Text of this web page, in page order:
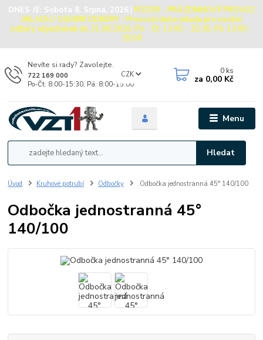
DNES JE: Sobota 8. Srpna, 2026 | POZOR - PRÁZDNINOVÝ PROVOZ
SKLADU / OSOBNÍ ODBĚRY - Provozní doba skladu pro osobní
odběry objednávek do 31.08.2026: Po - Čt: 13:00 - 15:30, Pá: 13:00 -
15:00
Menu
CZK
Hledat
Nevíte si rady? Zavolejte.
722 169 000
Po-Čt: 8:00-15:30, Pá: 8:00-15:00
0 ks
za 0,00 Kč
Úvod Kruhové potrubí Odbočky Odbočka jednostranná 45° 140/100
Odbočka jednostranná 45°
140/100